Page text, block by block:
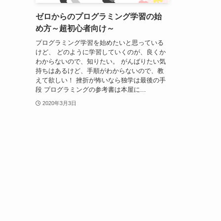
ゼロからのプログラミング学習の始
め方～超初心者向け～
プログラミング学習を始めたいと思っている
けど、 どのように学習していくのが、良くか
わからないので、知りたい。 がんばりたい気
持ちはあるけど、手順がわからないので、教
えて欲しい！ 挫折が怖いなら独学は最後の手
段 プログラミングの参考書は本屋に...
2020年3月3日